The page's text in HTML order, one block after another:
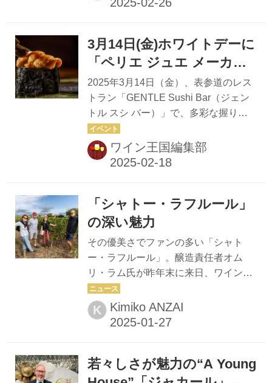
せてペアリングした「ドメ...
シャンパーニュ造りの技法をサケ造り
の世界に取り入れた革新的な日本酒
酒、生酛、過去に仕込んだサケを保存
しておいたヴァン・ド・レゼルヴなら
ぬサケ・ド・レゼルヴなど、さまざま
な原酒を“アッサンブラージュ”して造
り上げる。 普通の酒造メーカーなら毎
年、タイプの異なるサケを数種類仕込
3月14日(金)ホワイトデーに
「ペリエ ジュエ メーカー
ズディナー in GENTLE
Sushi Bar」で鮨×シャンパ
ーニュのマリアージュを楽
しもう
2025年3月14日（金）、表参道のレス
トラン「GENTLE Sushi Bar（ジェン
トル スシ バー）」で、多彩な握りや
つまみが織りなす特別コースと「ペリ
エ ジュエ」のシャンパーニュのマリア
ージュを楽しむ「ペリエ ジュエ メー
の芸術品”と称されるペリエ ジュエの
シャンパーニュを、この日だけの特別
容は、車海老、鯛、大トロなど、産地
直送の新鮮な魚の握りや、旬の食材を
使用した焼き物、煮物、天ぷらなど。
アネモネ(秋明菊)が描かれた美しいボ
トルでも知られる『ベル エポック...
ワイン王国編集部
「シャトー・ラフルール」
の深い魅力
その優美さでファンの多い「シャト
ー・ラフルール」。醸造責任者オム
リ・ラム氏が昨年末に来日、ワインメ
ディアとともに焼き鳥を楽しんだ。ま
るで忘年会のようなリラックスした雰
囲気の中で、シャトー・ラフルールの
の最高峰の一つで「ペトリュスに迫
る」と評されるのがポムロールの「シ
K Kimiko ANZAI
若々しさが魅力の“A Young